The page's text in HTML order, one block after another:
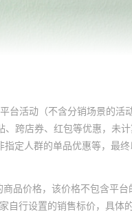
平台活动（不含分销场景的
跨店券、红包等优惠，未
定人群的单品优惠等，最
品价格，该价格不包含平
自行设置的销售标价，具体